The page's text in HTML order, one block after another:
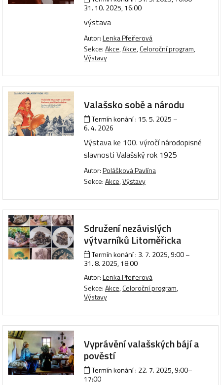
31. 10. 2025, 16:00
výstava
Autor:Lenka Pfeiferová
Sekce:Akce,Akce,Celoroční program,
Výstavy
Valašsko sobě a národu
Termín konání : 15. 5. 2025 –
6. 4. 2026
Výstava ke 100. výročí národopisné
slavnosti Valašský rok 1925
Autor:Polášková Pavlína
Sekce:Akce,Výstavy
Sdružení nezávislých
výtvarníků Litoměřicka
Termín konání : 3. 7. 2025, 9:00–
31. 8. 2025, 18:00
Autor:Lenka Pfeiferová
Sekce:Akce,Celoroční program,
Výstavy
Vyprávění valašských bájí a
pověstí
Termín konání : 22. 7. 2025, 9:00–
17:00